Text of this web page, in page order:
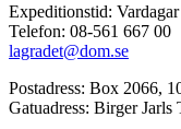
Expeditionstid:
Telefon: 08-561 667 00
lagradet@dom.se
Postadress: Box 2066,
Gatuadress: Birger